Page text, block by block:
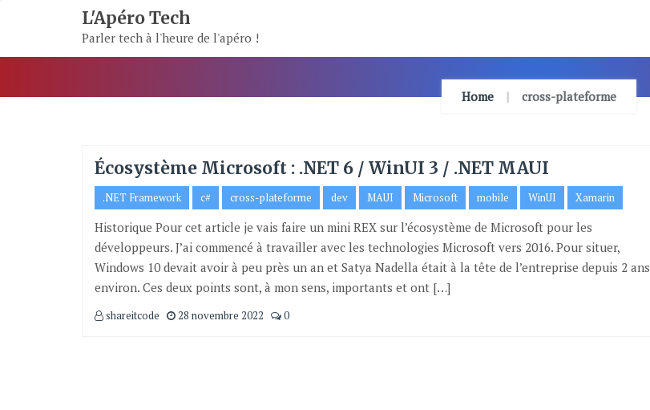
L'Apéro Tech
Parler tech à l'heure de l'apéro !
Home cross-plateforme
Écosystème Microsoft : .NET 6 / WinUI 3 / .NET MAUI
.NET Framework c# cross-plateforme dev MAUI Microsoft mobile WinUI Xamarin
Historique Pour cet article je vais faire un mini REX sur l’écosystème de Microsoft pour les
développeurs. J’ai commencé à travailler avec les technologies Microsoft vers 2016. Pour situer,
Windows 10 devait avoir à peu près un an et Satya Nadella était à la tête de l’entreprise depuis 2 ans
environ. Ces deux points sont, à mon sens, importants et ont […]
shareitcode 28 novembre 2022 0